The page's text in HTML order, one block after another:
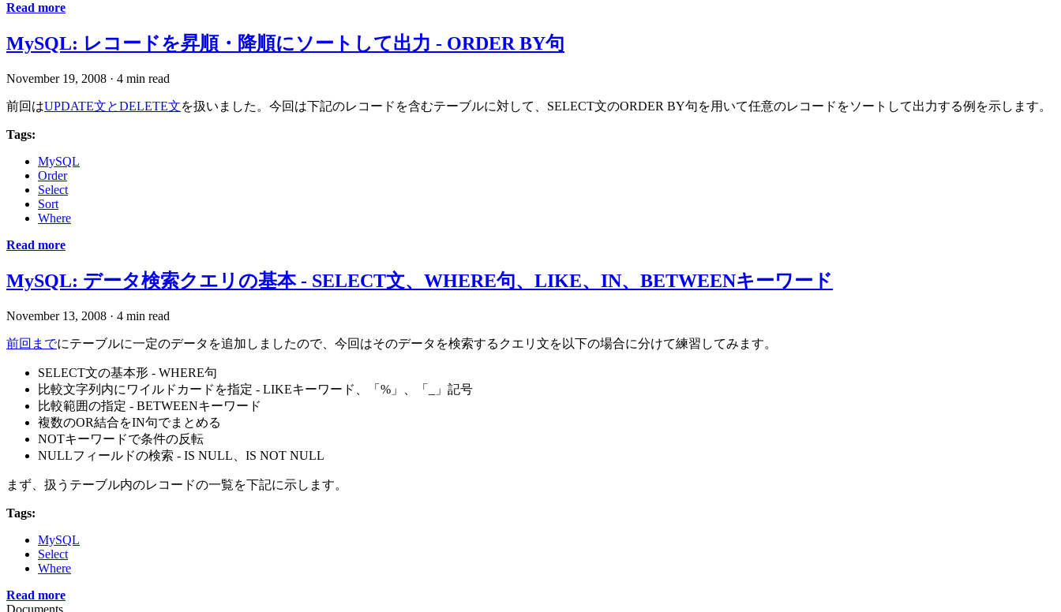
Read more
MySQL: レコードを昇順・降順にソートして出力 - ORDER BY句
November 19, 2008 · 4 min read
前回はUPDATE文とDELETE文を扱いました。今回は下記のレコードを含むテーブルに対して、SELECT文のORDER BY句を用いて任意のレコードをソートして出力する例を示します。
Tags:
MySQL
Order
Select
Sort
Where
Read more
MySQL: データ検索クエリの基本 - SELECT文、WHERE句、LIKE、IN、BETWEENキーワード
November 13, 2008 · 4 min read
前回までにテーブルに一定のデータを追加しましたので、今回はそのデータを検索するクエリ文を以下の場合に分けて練習してみます。
SELECT文の基本形 - WHERE句
比較文字列内にワイルドカードを指定 - LIKEキーワード、「%」、「_」記号
比較範囲の指定 - BETWEENキーワード
複数のOR結合をIN句でまとめる
NOTキーワードで条件の反転
NULLフィールドの検索 - IS NULL、IS NOT NULL
まず、扱うテーブル内のレコードの一覧を下記に示します。
Tags:
MySQL
Select
Where
Read more
Documents